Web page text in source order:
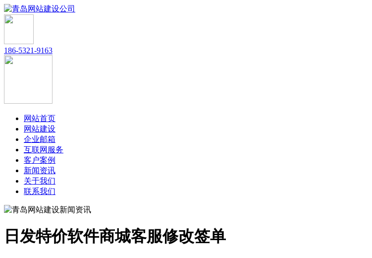
186-5321-9163
网站首页
网站建设
企业邮箱
互联网服务
客户案例
新闻资讯
关于我们
联系我们
日发特价软件商城客服修改签单